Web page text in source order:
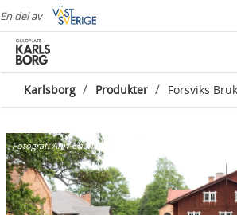
En del av
Karlsborg / Produkter / Forsviks Bruk
Fotograf:Ann-Charlotte Rugfelt